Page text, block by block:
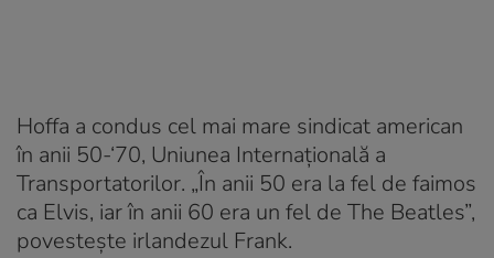
Hoffa a condus cel mai mare sindicat american
în anii 50-‘70, Uniunea Internațională a
Transportatorilor. „În anii 50 era la fel de faimos
ca Elvis, iar în anii 60 era un fel de The Beatles”,
povestește irlandezul Frank.